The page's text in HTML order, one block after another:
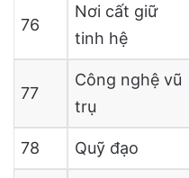
76
Nơi cất giữ
tinh hệ
77
Công nghệ vũ
trụ
78 Quỹ đạo